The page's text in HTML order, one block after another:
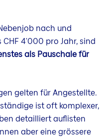
nach und
4'000 pro Jahr, sind
als Pauschale für
gelten für Angestellte.
ist oft komplexer,
detailliert auflisten
aber eine grössere